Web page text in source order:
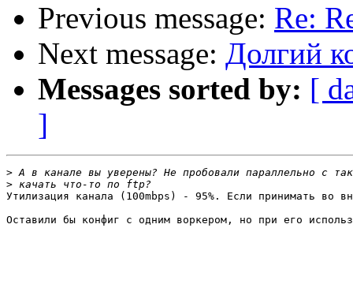
Previous message: Re:
Next message: Долгий
Messages sorted by: [
]
>
>
Утилизация канала (100mbps) - 95%. Если принимать во
Оставили бы конфиг с одним воркером, но при его